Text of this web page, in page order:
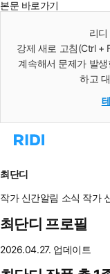
본문 바로가기
리
강제 새로 고침(Ctrl +
계속해서 문제가 발
하고
리
으
로
이
동
최단디
작가 신간알림 소식 작가
최단디 프로필
2026.04.27. 업데이트